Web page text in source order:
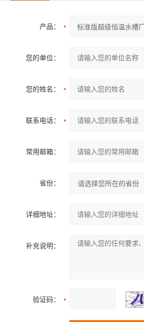
产品：
您的单位：
您的姓名：
联系电话：
常用邮箱：
省份：
详细地址：
补充说明：
验证码：